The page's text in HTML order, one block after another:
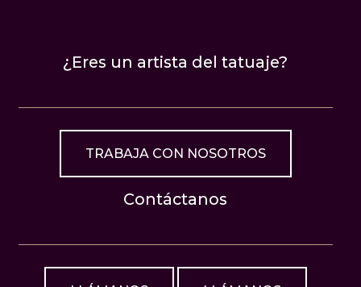
¿Eres un artista del tatuaje?
TRABAJA CON NOSOTROS
Contáctanos